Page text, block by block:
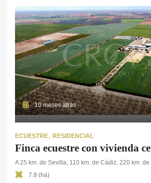
10 meses atrás
ECUESTRE RESIDENCIAL
7.8 (ha)